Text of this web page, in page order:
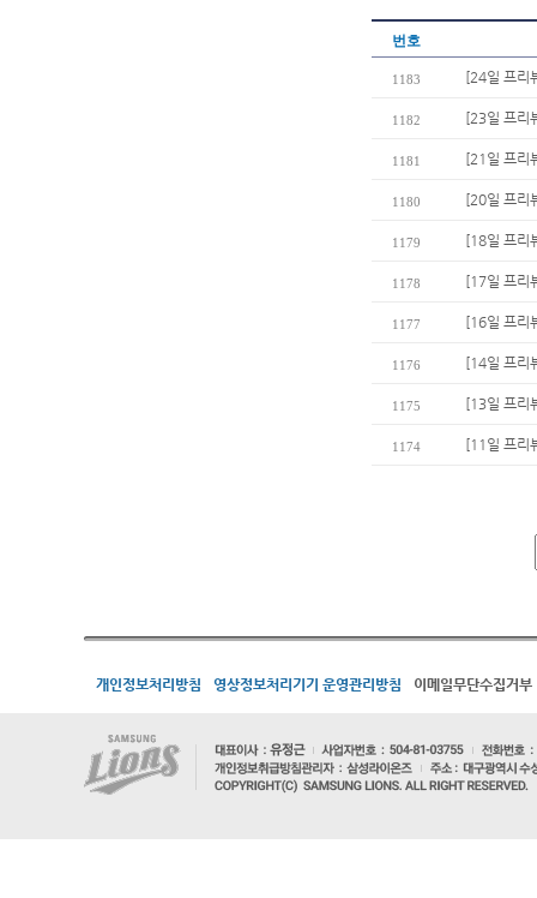
번호
1183 [24일 프리
1182 [23일 프리
1181 [21일 프리
1180 [20일 프리
1179 [18일 프리
1178 [17일 프리
1177 [16일 프리
1176 [14일 프리
1175 [13일 프리
1174 [11일 프리
개인정보처리방침 영상정보처리기기 운영관리방침 이메일무단수집거부